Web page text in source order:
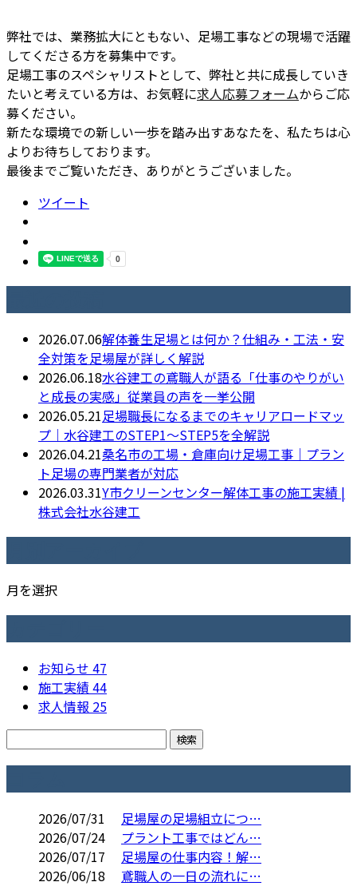
弊社では、業務拡大にともない、足場工事などの現場で活躍
してくださる方を募集中です。
足場工事のスペシャリストとして、弊社と共に成長していき
たいと考えている方は、お気軽に求人応募フォームからご応
募ください。
新たな環境での新しい一歩を踏み出すあなたを、私たちは心
よりお待ちしております。
最後までご覧いただき、ありがとうございました。
ツイート
2026.07.06解体養生足場とは何か？仕組み・工法・安
全対策を足場屋が詳しく解説
2026.06.18水谷建工の鳶職人が語る「仕事のやりがい
と成長の実感」従業員の声を一挙公開
2026.05.21足場職長になるまでのキャリアロードマッ
プ｜水谷建工のSTEP1〜STEP5を全解説
2026.04.21桑名市の工場・倉庫向け足場工事｜プラン
ト足場の専門業者が対応
2026.03.31Y市クリーンセンター解体工事の施工実績 |
株式会社水谷建工
月を選択
お知らせ 47
施工実績44
求人情報 25
2026/07/31
足場屋の足場組立につ…
2026/07/24
プラント工事ではどん…
2026/07/17
足場屋の仕事内容！解…
2026/06/18
鳶職人の一日の流れに…